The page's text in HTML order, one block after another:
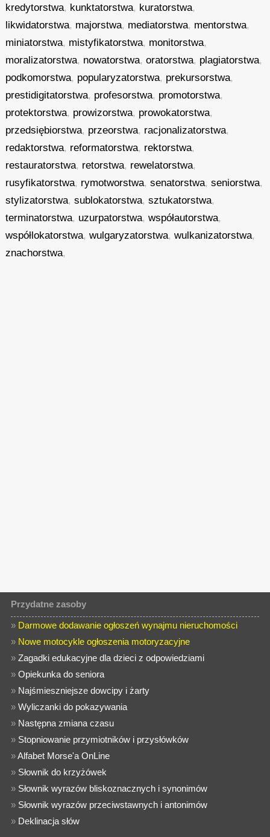
kredytorstwa, kunktatorstwa, kuratorstwa,
likwidatorstwa, majorstwa, mediatorstwa, mentorstwa,
miniatorstwa, mistyfikatorstwa, monitorstwa,
moralizatorstwa, nowatorstwa,oratorstwa, plagiatorstwa,
podkomorstwa, popularyzatorstwa, prekursorstwa,
prestidigitatorstwa, profesorstwa, promotorstwa,
protektorstwa, prowizorstwa, prowokatorstwa,
przedsiębiorstwa, przeorstwa, racjonalizatorstwa,
redaktorstwa, reformatorstwa, rektorstwa,
restauratorstwa, retorstwa, rewelatorstwa,
rusyfikatorstwa, rymotworstwa,senatorstwa,seniorstwa,
stylizatorstwa,sublokatorstwa,sztukatorstwa,
terminatorstwa, uzurpatorstwa,współautorstwa,
współlokatorstwa,wulgaryzatorstwa,wulkanizatorstwa,
znachorstwa,
Przydatne zasoby
» Darmowe dodawanie ogłoszeń wynajmu nieruchomości
» Nowe motocykle ogłoszenia motoryzacyjne
»Zagadki edukacyjne dla dzieci z odpowiedziami
»Opiekunka do seniora
» Najśmieszniejsze dowcipy i żarty
»Wyliczanki do pokazywania
» Następna zmiana czasu
» Stopniowanie przymiotników i przysłówków
»Alfabet Morse'a OnLine
» Słownik do krzyżówek
» Słownik wyrazów bliskoznacznych i synonimów
» Słownik wyrazów przeciwstawnych i antonimów
» Deklinacja słów